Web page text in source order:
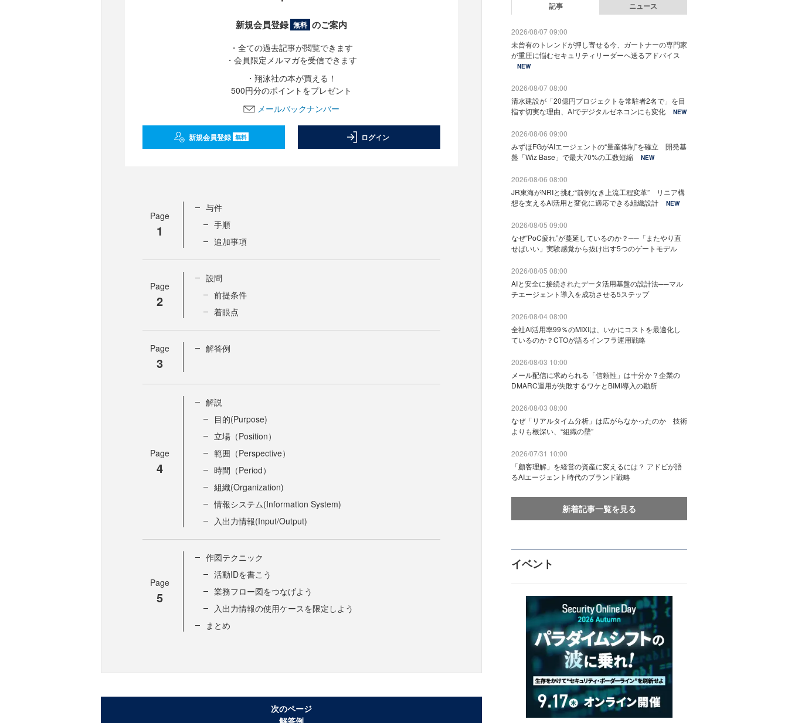
新規会員登録 無料 のご案内
・全ての過去記事が閲覧できます
・会員限定メルマガを受信できます
・翔泳社の本が買える！
500円分のポイントをプレゼント
メールバックナンバー
新規会員登録 無料 ログイン
Page
1
与件
手順
追加事項
Page
2
設問
前提条件
着眼点
Page
3
解答例
Page
4
解説
目的(Purpose)
立場（Position）
範囲（Perspective）
時間（Period）
組織(Organization)
情報システム(Information System)
入出力情報(Input/Output)
Page
5
作図テクニック
活動IDを書こう
業務フロー図をつなげよう
入出力情報の使用ケースを限定しよう
まとめ
次のページ
解答例
記事 ニュース
2026/08/07 09:00
未曾有のトレンドが押し寄せる今、ガートナーの専門家
が重圧に悩むセキュリティリーダーへ送るアドバイス
NEW
2026/08/07 08:00
清水建設が「20億円プロジェクトを常駐者2名で」を目
指す切実な理由、AIでデジタルゼネコンにも変化
NEW
2026/08/06 09:00
みずほFGがAIエージェントの“量産体制”を確立 開発基
盤「Wiz Base」で最大70%の工数短縮
NEW
2026/08/06 08:00
JR東海がNRIと挑む“前例なき上流工程変革” リニア構
想を支えるAI活用と変化に適応できる組織設計
NEW
2026/08/05 09:00
なぜ“PoC疲れ”が蔓延しているのか？──「またやり直
せばいい」実験感覚から抜け出す5つのゲートモデル
2026/08/05 08:00
AIと安全に接続されたデータ活用基盤の設計法──マル
チエージェント導入を成功させる5ステップ
2026/08/04 08:00
全社AI活用率99％のMIXIは、いかにコストを最適化し
ているのか？CTOが語るインフラ運用戦略
2026/08/03 10:00
メール配信に求められる「信頼性」は十分か？企業の
DMARC運用が失敗するワケとBIMI導入の勘所
2026/08/03 08:00
なぜ「リアルタイム分析」は広がらなかったのか 技術
よりも根深い、“組織の壁”
2026/07/31 10:00
「顧客理解」を経営の資産に変えるには？ アドビが語
るAIエージェント時代のブランド戦略
新着記事一覧を見る
イベント